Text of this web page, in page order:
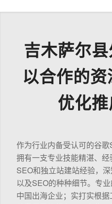
吉木萨尔
以合作的
优化
作为行业内备受认可的谷
拥有一支专业技能精湛、
SEO和独立站建站经验，
以及SEO的种种细节。专
中国出海企业；实打实根